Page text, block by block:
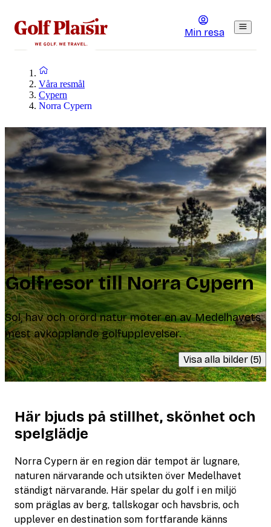
Min resa
Våra resmål
Cypern
Norra Cypern
Golfresor till Norra Cypern
Sol, hav och orörd natur möter en av Medelhavets
mest avkopplande golfupplevelser.
Visa alla bilder (5)
Här bjuds på stillhet, skönhet och
spelglädje
Norra Cypern är en region där tempot är lugnare,
naturen närvarande och utsikten över Medelhavet
ständigt närvarande. Här spelar du golf i en miljö
som präglas av berg, tallskogar och havsbris, och
upplever en destination som fortfarande känns